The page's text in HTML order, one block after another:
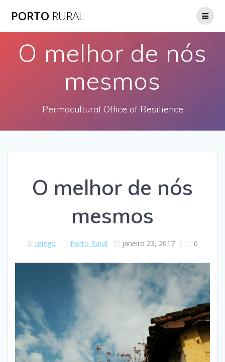
PORTO RURAL
O melhor de nós
mesmos
Permacultural Office of Resilience
O melhor de nós
mesmos
cdiego Porto Rural janeiro 23, 2017 | 0